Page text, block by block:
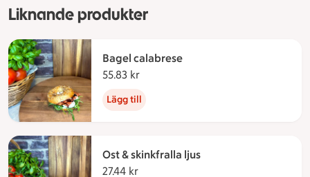
Liknande produkter
Bagel calabrese
55.83 kr
Lägg till
Ost & skinkfralla ljus
27.44 kr